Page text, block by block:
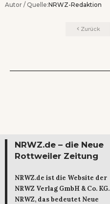
Autor / Quelle:NRWZ-Redaktion
Zurück
NRWZ.de – die Neue
Rottweiler Zeitung
NRWZ.de ist die Website der
NRWZ Verlag GmbH & Co. KG.
NRWZ, das bedeutet Neue